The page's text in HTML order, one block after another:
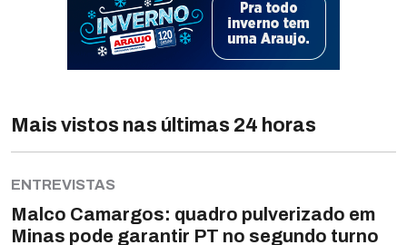
Mais vistos nas últimas 24 horas
ENTREVISTAS
Malco Camargos: quadro pulverizado em
Minas pode garantir PT no segundo turno